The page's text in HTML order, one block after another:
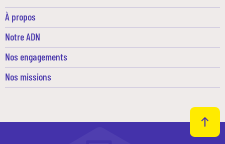
À propos
Notre ADN
Nos engagements
Nos missions